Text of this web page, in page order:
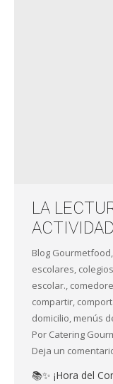
LA
Blog Gourmetfood,
escolares, colegios
escolar.,
compartir,
domicilio, menús
Por Catering
Deja un
📚✨ ¡Hora del